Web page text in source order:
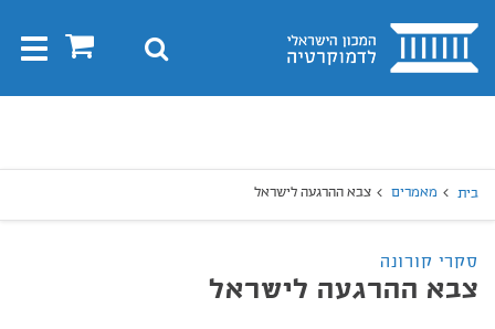
בית 0 חיפוש
בית מאמרים צבא ההרגעה לישראל
סקרי קורונה
צבא ההרגעה לישראל